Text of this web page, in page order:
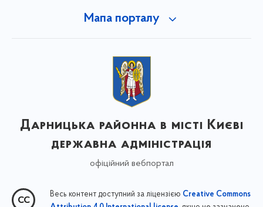
Мапа порталу
Дарницька районна в місті Києві
державна адміністрація
офіційний вебпортал
Весь контент доступний за ліцензією Creative Commons